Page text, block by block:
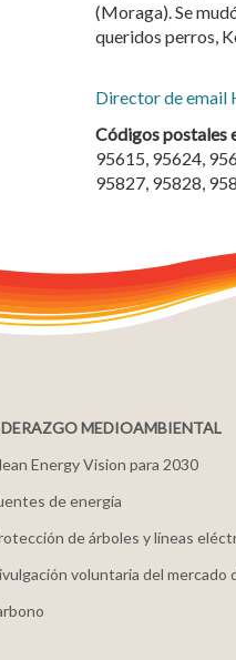
(Moraga). Se
queridos perros,
Director de email
Códigos postales
95615, 95624,
95827, 95828,
MEDIOAMBIENTAL
Energy Vision para 2030
de energía
de árboles y líneas
voluntaria del mercado